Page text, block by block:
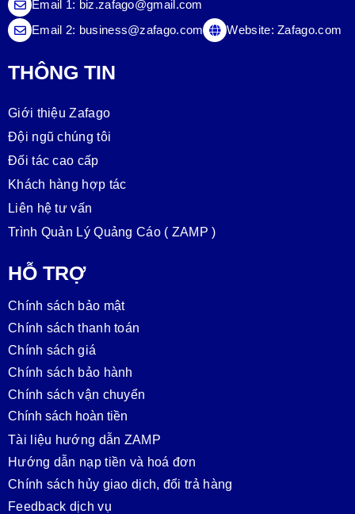
Email 1: biz.zafago@gmail.com
Email 2: business@zafago.com Website:Zafago.com
THÔNG TIN
Giới thiệu Zafago
Đội ngũ chúng tôi
Đối tác cao cấp
Khách hàng hợp tác
Liên hệ tư vấn
Trình Quản Lý Quảng Cáo ( ZAMP )
HỖ TRỢ
Chính sách bảo mật
Chính sách thanh toán
Chính sách giá
Chính sách bảo hành
Chính sách vận chuyển
Chính sách hoàn tiền
Tài liệu hướng dẫn ZAMP
Hướng dẫn nạp tiền và hoá đơn
Chính sách hủy giao dịch, đổi trả hàng
Feedback dịch vụ